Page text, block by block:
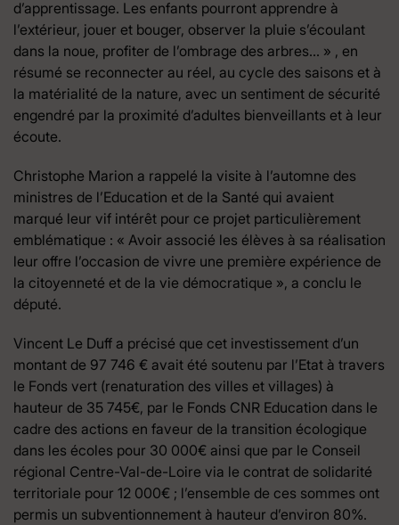
d’apprentissage. Les enfants pourront apprendre à
l’extérieur, jouer et bouger, observer la pluie s’écoulant
dans la noue, profiter de l’ombrage des arbres… » , en
résumé se reconnecter au réel, au cycle des saisons et à
la matérialité de la nature, avec un sentiment de sécurité
engendré par la proximité d’adultes bienveillants et à leur
écoute.
Christophe Marion a rappelé la visite à l’automne des
ministres de l’Education et de la Santé qui avaient
marqué leur vif intérêt pour ce projet particulièrement
emblématique : « Avoir associé les élèves à sa réalisation
leur offre l’occasion de vivre une première expérience de
la citoyenneté et de la vie démocratique », a conclu le
député.
Vincent Le Duff a précisé que cet investissement d’un
montant de 97 746 € avait été soutenu par l’Etat à travers
le Fonds vert (renaturation des villes et villages) à
hauteur de 35 745€, par le Fonds CNR Education dans le
cadre des actions en faveur de la transition écologique
dans les écoles pour 30 000€ ainsi que par le Conseil
régional Centre-Val-de-Loire via le contrat de solidarité
territoriale pour 12 000€ ; l’ensemble de ces sommes ont
permis un subventionnement à hauteur d’environ 80%.